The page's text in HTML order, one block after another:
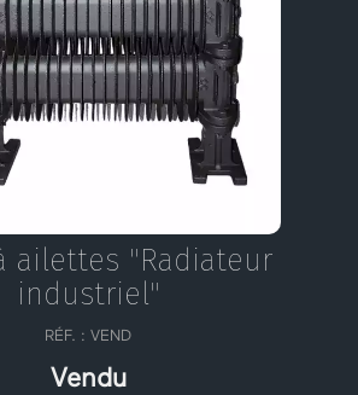
ailettes "Radiateur
industriel"
RÉF. : VEND
Vendu